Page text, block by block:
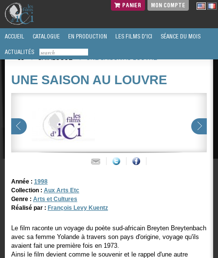
PANIER MON COMPTE
ACCUEIL CATALOGUE EN PRODUCTION LES FILMS D'ICI SÉANCE DU MOIS
ACTUALITÉS
/
CATALOGUE / UNE SAISON AU LOUVRE
UNE SAISON AU LOUVRE
Année : 1998
Collection : Aux Arts Etc
Genre : Arts et Cultures
Réalisé par : François Levy Kuentz
Le film raconte un voyage du poète sud-africain Breyten Breytenbach
avec sa femme Yolande à travers son pays d'origine, voyage qu'ils
avaient fait une première fois en 1973.
Ainsi le film devient comme le souvenir et le rappel d'une autre